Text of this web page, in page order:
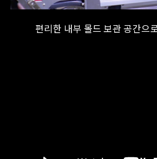
편리한 내부 몰드 보관 공간으